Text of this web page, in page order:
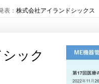
表： 株式会社アイランドシックス
ック